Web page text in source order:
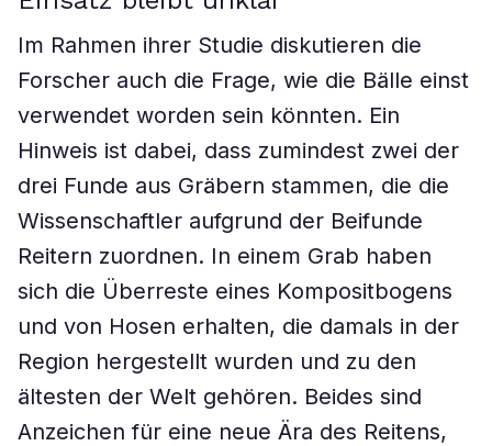
Im Rahmen ihrer Studie diskutieren die
Forscher auch die Frage, wie die Bälle einst
verwendet worden sein könnten. Ein
Hinweis ist dabei, dass zumindest zwei der
drei Funde aus Gräbern stammen, die die
Wissenschaftler aufgrund der Beifunde
Reitern zuordnen. In einem Grab haben
sich die Überreste eines Kompositbogens
und von Hosen erhalten, die damals in der
Region hergestellt wurden und zu den
ältesten der Welt gehören. Beides sind
Anzeichen für eine neue Ära des Reitens,